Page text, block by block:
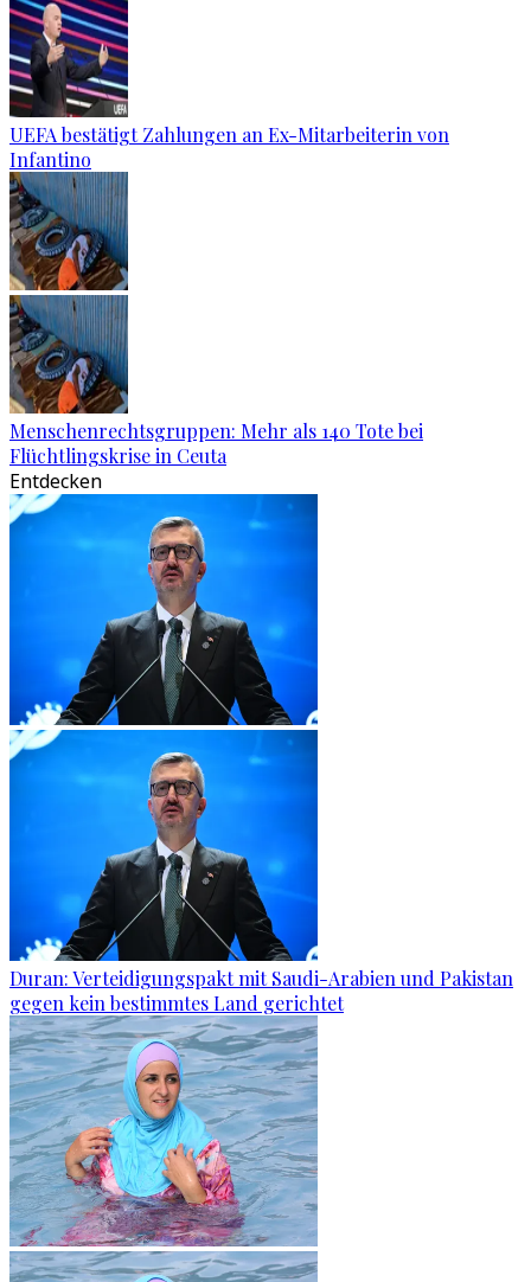
UEFA bestätigt Zahlungen an Ex-Mitarbeiterin von
Infantino
Menschenrechtsgruppen: Mehr als 140 Tote bei
Flüchtlingskrise in Ceuta
Entdecken
Duran: Verteidigungspakt mit Saudi-Arabien und Pakistan
gegen kein bestimmtes Land gerichtet